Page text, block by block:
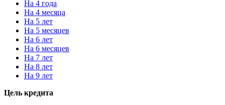
На 4 года
На 4 месяца
На 5 лет
На 5 месяцев
На 6 лет
На 6 месяцев
На 7 лет
На 8 лет
На 9 лет
Цель кредита